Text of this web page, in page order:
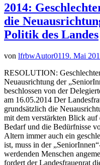
2014:
die
Politik des Landes
von lfrbwAutor0119. Mai
RESOLUTION:
Neuausrichtung der
beschlossen von der
am 16.05.2014 Der
grundsätzlich die
mit dem verstärkten Blick auf
Bedarf und die Bedürfnisse
Altern immer auch ein
ist, muss in der
werdenden Menschen
fordert der Landesfrauenrat